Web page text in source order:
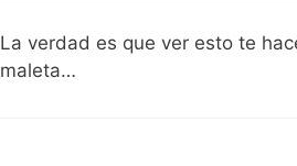
La verdad es que ver esto te
maleta…